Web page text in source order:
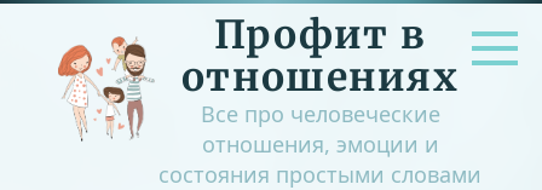
Перейти
контенту
Профит в
отношениях
Все про человеческие
отношения, эмоции и
состояния простыми словами